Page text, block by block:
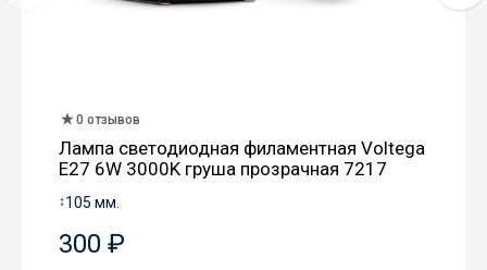
0 отзывов
Лампа светодиодная филаментная Voltega
E27 6W 3000K груша прозрачная 7217
↕105 мм.
300 ₽